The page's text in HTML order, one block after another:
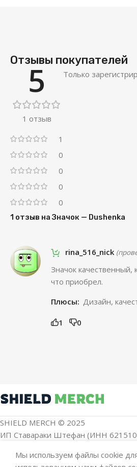
Отзывы покупателей
5
1 отзыв
1
0
0
0
0
1 отзыв наЗначок — Dushenka
rina_516_nick
Значок
что приобрел.
Плюсы: Дизайн,
1 0
Только
SHIELD MERCH © 2025
ИП Ставараки Штефан (ИНН
Мы используем файлы cookie